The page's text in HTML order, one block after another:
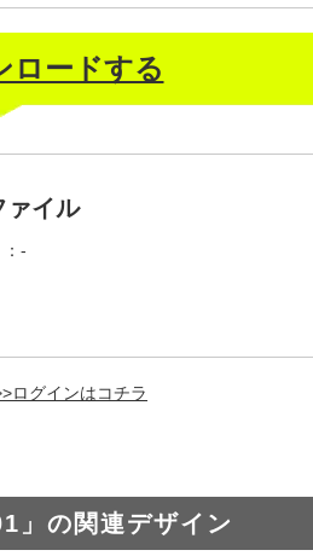
ロードする
ァイル
-
ログインはコチラ
」の関連デザイン